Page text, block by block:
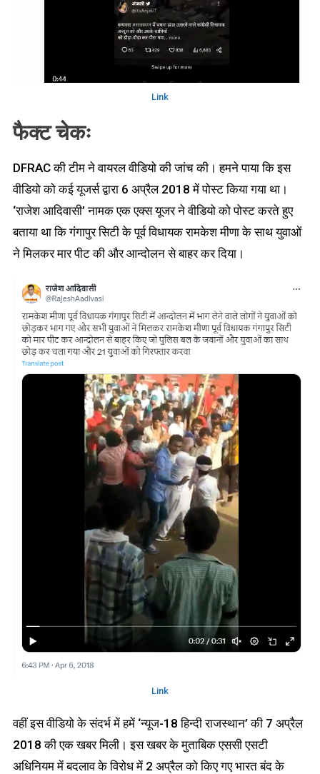
Link
फैक्ट चेकः
DFRAC की टीम ने वायरल वीडियो की जांच की। हमने पाया कि इस
वीडियो को कई यूजर्स द्वारा 6 अप्रैल 2018 में पोस्ट किया गया था।
‘राजेश आदिवासी’ नामक एक एक्स यूजर ने वीडियो को पोस्ट करते हुए
बताया था कि गंगापुर सिटी के पूर्व विधायक रामकेश मीणा के साथ युवाओं
ने मिलकर मार पीट की और आन्दोलन से बाहर कर दिया।
Link
वहीं इस वीडियो के संदर्भ में हमें ‘न्यूज-18 हिन्दी राजस्थान’ की 7 अप्रैल
2018 की एक खबर मिली। इस खबर के मुताबिक एससी एसटी
अधिनियम में बदलाव के विरोध में 2 अप्रैल को किए गए भारत बंद के